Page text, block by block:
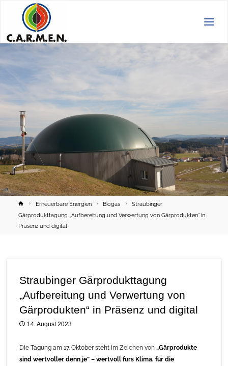
HomeErneuerbare Energien Biogas
Straubinger
Gärprodukttagung „Aufbereitung und Verwertung von Gärprodukten“ in
Präsenz und digital
Straubinger Gärprodukttagung
„Aufbereitung und Verwertung von
Gärprodukten“ in Präsenz und digital
14. August 2023
Die Tagung am 17. Oktober steht im Zeichen von„Gärprodukte
sind wertvoller denn je” – wertvoll fürs Klima, für die